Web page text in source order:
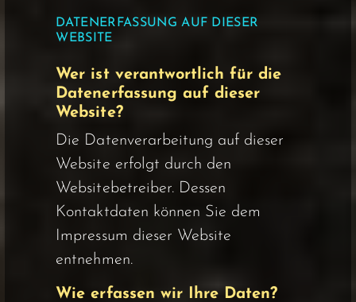
DATENERFASSUNG AUF DIESER
WEBSITE
Wer ist verantwortlich für die
Datenerfassung auf dieser
Website?
Die Datenverarbeitung auf dieser
Website erfolgt durch den
Websitebetreiber. Dessen
Kontaktdaten können Sie dem
Impressum dieser Website
entnehmen.
Wie erfassen wir Ihre Daten?